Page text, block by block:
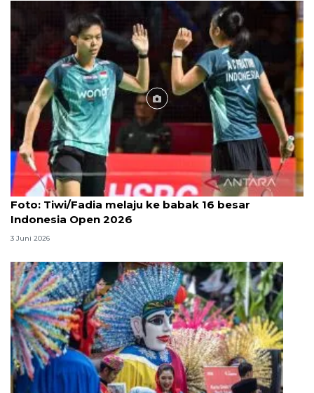
Foto
Foto: Tiwi/Fadia melaju ke babak 16 besar
Indonesia Open 2026
3 Juni 2026